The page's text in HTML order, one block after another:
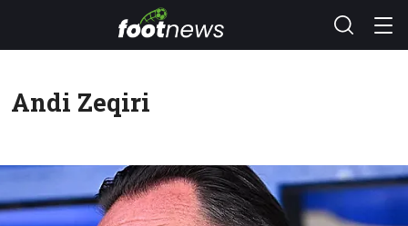
Andi Zeqiri